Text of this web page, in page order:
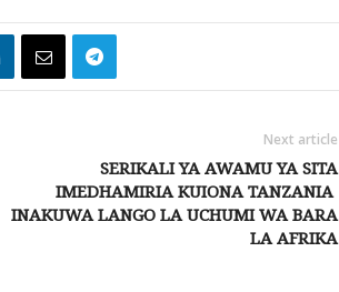
Next article
SERIKALI YA AWAMU YA SITA
IMEDHAMIRIA KUIONA TANZANIA
INAKUWA LANGO LA UCHUMI WA BARA
LA AFRIKA